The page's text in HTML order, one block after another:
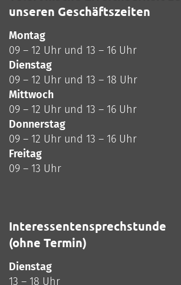
unseren Geschäftszeiten
Montag
09 – 12 Uhr und 13 – 16 Uhr
Dienstag
09 – 12 Uhr und 13 – 18 Uhr
Mittwoch
09 – 12 Uhr und 13 – 16 Uhr
Donnerstag
09 – 12 Uhr und 13 – 16 Uhr
Freitag
09 – 13 Uhr
Interessentensprechstunde
(ohne Termin)
Dienstag
13 – 18 Uhr